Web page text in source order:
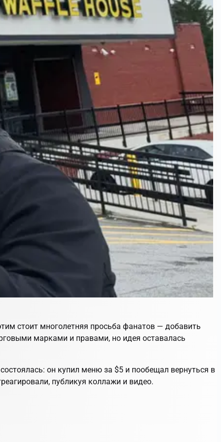
стоит многолетняя просьба фанатов — добавить
марками и правами, но идея оставалась
он купил меню за $5 и пообещал вернуться в
публикуя коллажи и видео.